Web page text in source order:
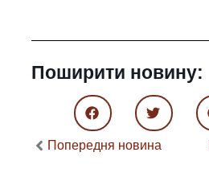
Поширити новину:
Попередня новина